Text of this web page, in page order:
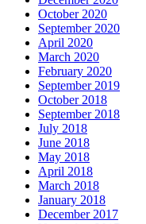
October 2020
September 2020
April 2020
March 2020
February 2020
September 2019
October 2018
September 2018
July 2018
June 2018
May 2018
April 2018
March 2018
January 2018
December 2017